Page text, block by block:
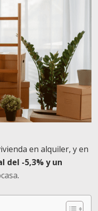
en alquiler, y en
del -5,3% y un
.